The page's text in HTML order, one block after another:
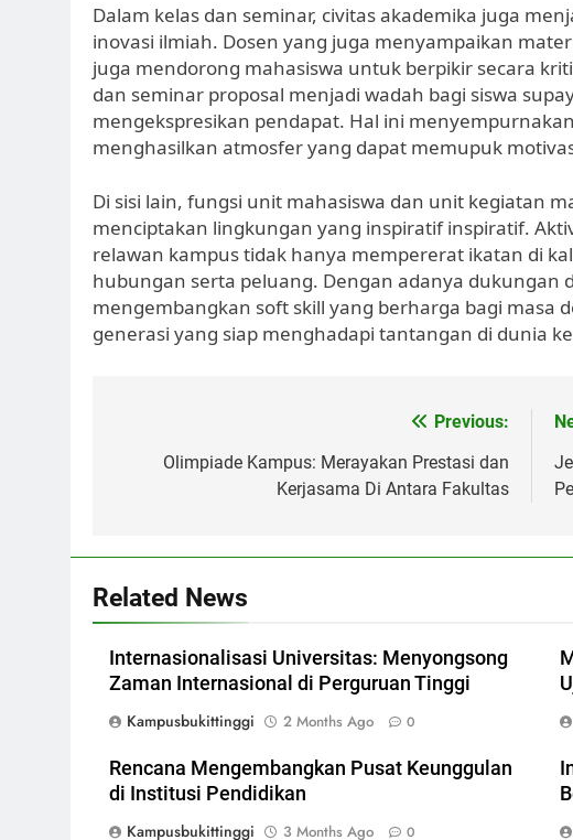
Dalam kelas dan seminar, civitas akademika juga
inovasi ilmiah. Dosen yang juga menyampaikan
juga mendorong mahasiswa untuk berpikir secara
dan seminar proposal menjadi wadah bagi siswa
mengekspresikan pendapat. Hal ini
menghasilkan atmosfer yang dapat memupuk
Di sisi lain, fungsi unit mahasiswa dan unit kegiatan
menciptakan lingkungan yang inspiratif inspiratif.
relawan kampus tidak hanya mempererat ikatan di
hubungan serta peluang. Dengan adanya dukungan
mengembangkan soft skill yang berharga bagi masa
generasi yang siap menghadapi tantangan di dunia
navigation
Previous:
Olimpiade Kampus: Merayakan Prestasi dan
Kerjasama Di Antara Fakultas
Related News
Internasionalisasi Universitas: Menyongsong
Zaman Internasional di Perguruan Tinggi
Kampusbukittinggi
2 Months Ago 0
Rencana Mengembangkan Pusat Keunggulan
di Institusi Pendidikan
Kampusbukittinggi
3 Months Ago 0